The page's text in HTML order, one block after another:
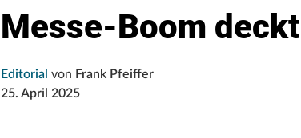
Messe-Boom
Editorial von Frank Pfeiffer
25. April 2025